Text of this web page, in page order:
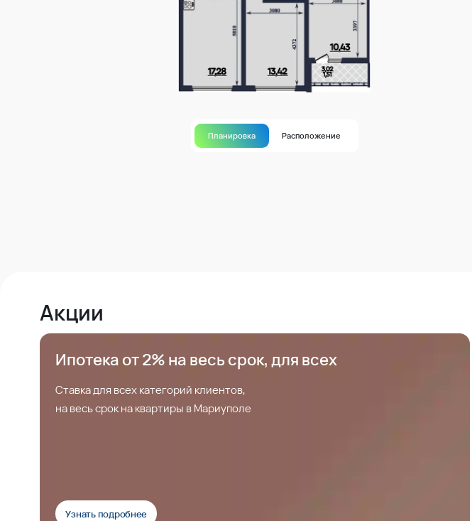
Планировка Расположение
Акции
Ипотека от 2% на весь срок, для всех
Ставка для всех категорий клиентов,
на весь срок на квартиры в Мариуполе
Узнать подробнее